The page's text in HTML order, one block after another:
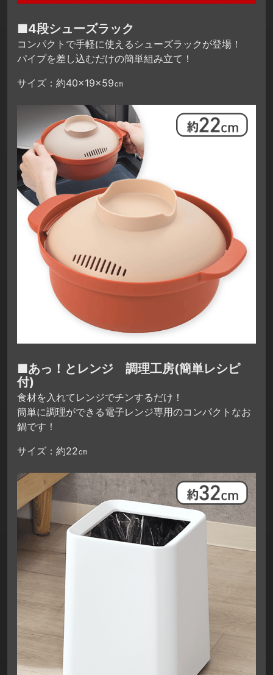
■4段シューズラック
コンパクトで手軽に使えるシューズラックが登場！
パイプを差し込むだけの簡単組み立て！
サイズ：約40×19×59㎝
■あっ！とレンジ 調理工房(簡単レシピ
付)
食材を入れてレンジでチンするだけ！
簡単に調理ができる電子レンジ専用のコンパクトなお
鍋です！
サイズ：約22㎝